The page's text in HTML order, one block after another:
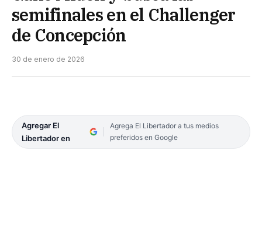
semifinales en el Challenger
de Concepción
30 de enero de 2026
Agregar El
Libertador en
Agrega El Libertador a tus medios
preferidos en Google